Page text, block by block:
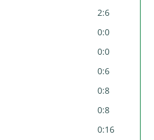
2:6
0:0
0:0
0:6
0:8
0:8
0:16